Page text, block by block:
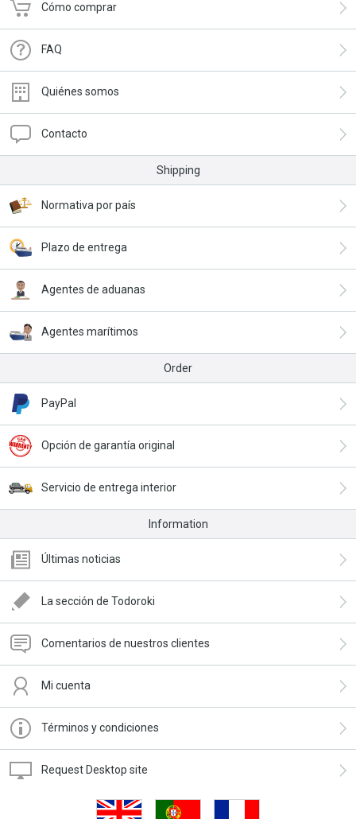
Cómo comprar
FAQ
Quiénes somos
Contacto
Shipping
Normativa por país
Plazo de entrega
Agentes de aduanas
Agentes marítimos
Order
PayPal
Opción de garantía original
Servicio de entrega interior
Information
Últimas noticias
La sección de Todoroki
Comentarios de nuestros clientes
Mi cuenta
Términos y condiciones
Request Desktop site